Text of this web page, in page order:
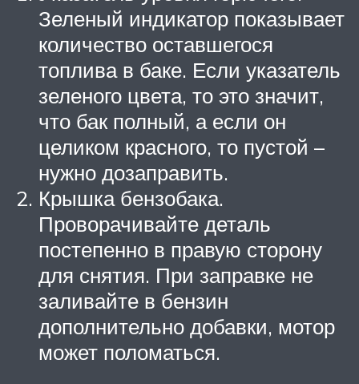
Зеленый индикатор показывает
количество оставшегося
топлива в баке. Если указатель
зеленого цвета, то это значит,
что бак полный, а если он
целиком красного, то пустой –
нужно дозаправить.
Крышка бензобака.
Проворачивайте деталь
постепенно в правую сторону
для снятия. При заправке не
заливайте в бензин
дополнительно добавки, мотор
может поломаться.